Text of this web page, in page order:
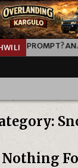
PROMPT?
Nothing